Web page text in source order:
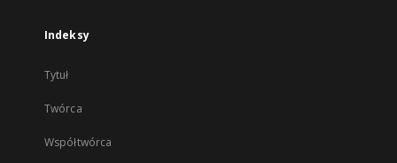
Indeksy
Tytuł
Twórca
Współtwórca